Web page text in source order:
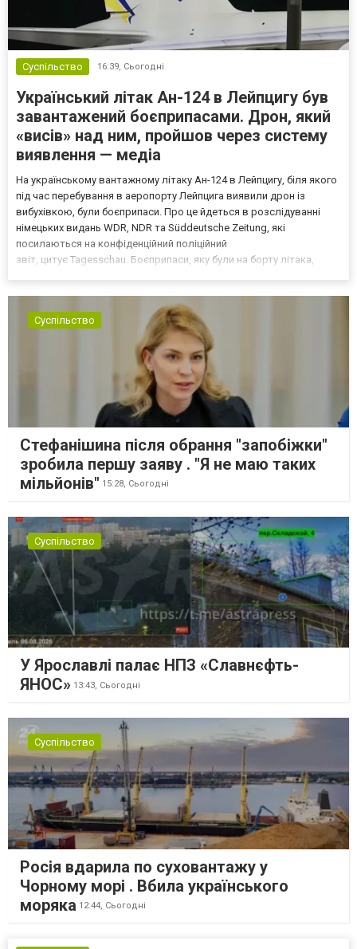
Суспільство 16:39, Сьогодні
Український літак Ан-124 в Лейпцигу був
завантажений боєприпасами. Дрон, який
«висів» над ним, пройшов через систему
виявлення — медіа
На українському вантажному літаку Ан-124 в Лейпцигу, біля якого
під час перебування в аеропорту Лейпцига виявили дрон із
вибухівкою, були боєприпаси. Про це йдеться в розслідуванні
німецьких видань WDR, NDR та Süddeutsche Zeitung, які
посилаються на конфіденційний поліційний
звіт, цитує Tagesschau. Боєприпаси, яку були на борту літака,
Суспільство
Стефанішина після обрання "запобіжки"
зробила першу заяву . "Я не маю таких
мільйонів" 15:28, Сьогодні
Суспільство
У Ярославлі палає НПЗ «Славнєфть-
ЯНОС» 13:43, Сьогодні
Суспільство
Росія вдарила по суховантажу у
Чорному морі . Вбила українського
моряка 12:44, Сьогодні